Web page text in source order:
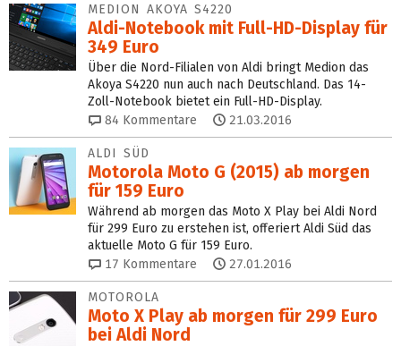
MEDION AKOYA S4220
Aldi-Notebook mit Full-HD-Display für
349 Euro
Über die Nord-Filialen von Aldi bringt Medion das
Akoya S4220 nun auch nach Deutschland. Das 14-
Zoll-Notebook bietet ein Full-HD-Display.
84 Kommentare 21.03.2016
ALDI SÜD
Motorola Moto G (2015) ab morgen
für 159 Euro
Während ab morgen das Moto X Play bei Aldi Nord
für 299 Euro zu erstehen ist, offeriert Aldi Süd das
aktuelle Moto G für 159 Euro.
17 Kommentare 27.01.2016
MOTOROLA
Moto X Play ab morgen für 299 Euro
bei Aldi Nord